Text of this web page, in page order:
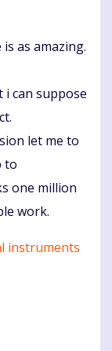
as amazing.
can suppose
let me to
to
one million
work.
instruments